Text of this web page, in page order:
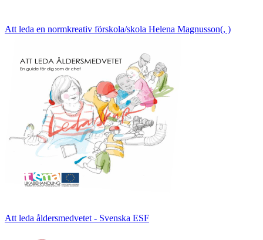
Att leda en normkreativ förskola/skola Helena Magnusson(, )
Att leda åldersmedvetet - Svenska ESF